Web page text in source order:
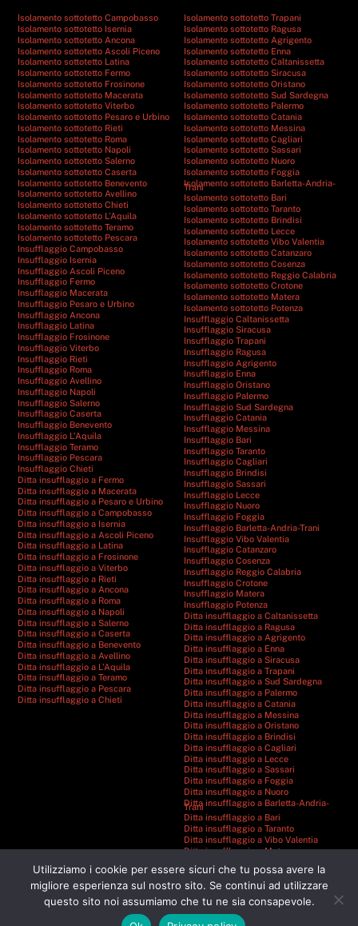
Isolamento sottotetto Campobasso
Isolamento sottotetto Isernia
Isolamento sottotetto Ancona
Isolamento sottotetto Ascoli Piceno
Isolamento sottotetto Latina
Isolamento sottotetto Fermo
Isolamento sottotetto Frosinone
Isolamento sottotetto Macerata
Isolamento sottotetto Viterbo
Isolamento sottotetto Pesaro e Urbino
Isolamento sottotetto Rieti
Isolamento sottotetto Roma
Isolamento sottotetto Napoli
Isolamento sottotetto Salerno
Isolamento sottotetto Caserta
Isolamento sottotetto Benevento
Isolamento sottotetto Avellino
Isolamento sottotetto Chieti
Isolamento sottotetto L’Aquila
Isolamento sottotetto Teramo
Isolamento sottotetto Pescara
Insufflaggio Campobasso
Insufflaggio Isernia
Insufflaggio Ascoli Piceno
Insufflaggio Fermo
Insufflaggio Macerata
Insufflaggio Pesaro e Urbino
Insufflaggio Ancona
Insufflaggio Latina
Insufflaggio Frosinone
Insufflaggio Viterbo
Insufflaggio Rieti
Insufflaggio Roma
Insufflaggio Avellino
Insufflaggio Napoli
Insufflaggio Salerno
Insufflaggio Caserta
Insufflaggio Benevento
Insufflaggio L’Aquila
Insufflaggio Teramo
Insufflaggio Pescara
Insufflaggio Chieti
Ditta insufflaggio a Fermo
Ditta insufflaggio a Macerata
Ditta insufflaggio a Pesaro e Urbino
Ditta insufflaggio a Campobasso
Ditta insufflaggio a Isernia
Ditta insufflaggio a Ascoli Piceno
Ditta insufflaggio a Latina
Ditta insufflaggio a Frosinone
Ditta insufflaggio a Viterbo
Ditta insufflaggio a Rieti
Ditta insufflaggio a Ancona
Ditta insufflaggio a Roma
Ditta insufflaggio a Napoli
Ditta insufflaggio a Salerno
Ditta insufflaggio a Caserta
Ditta insufflaggio a Benevento
Ditta insufflaggio a Avellino
Ditta insufflaggio a L’Aquila
Ditta insufflaggio a Teramo
Ditta insufflaggio a Pescara
Ditta insufflaggio a Chieti
Isolamento sottotetto Trapani
Isolamento sottotetto Ragusa
Isolamento sottotetto Agrigento
Isolamento sottotetto Enna
Isolamento sottotetto Caltanissetta
Isolamento sottotetto Siracusa
Isolamento sottotetto Oristano
Isolamento sottotetto Sud Sardegna
Isolamento sottotetto Palermo
Isolamento sottotetto Catania
Isolamento sottotetto Messina
Isolamento sottotetto Cagliari
Isolamento sottotetto Sassari
Isolamento sottotetto Nuoro
Isolamento sottotetto Foggia
Isolamento sottotetto Barletta-Andria-
Trani
Isolamento sottotetto Bari
Isolamento sottotetto Taranto
Isolamento sottotetto Brindisi
Isolamento sottotetto Lecce
Isolamento sottotetto Vibo Valentia
Isolamento sottotetto Catanzaro
Isolamento sottotetto Cosenza
Isolamento sottotetto Reggio Calabria
Isolamento sottotetto Crotone
Isolamento sottotetto Matera
Isolamento sottotetto Potenza
Insufflaggio Caltanissetta
Insufflaggio Siracusa
Insufflaggio Trapani
Insufflaggio Ragusa
Insufflaggio Agrigento
Insufflaggio Enna
Insufflaggio Oristano
Insufflaggio Palermo
Insufflaggio Sud Sardegna
Insufflaggio Catania
Insufflaggio Messina
Insufflaggio Bari
Insufflaggio Taranto
Insufflaggio Cagliari
Insufflaggio Brindisi
Insufflaggio Sassari
Insufflaggio Lecce
Insufflaggio Nuoro
Insufflaggio Foggia
Insufflaggio Barletta-Andria-Trani
Insufflaggio Vibo Valentia
Insufflaggio Catanzaro
Insufflaggio Cosenza
Insufflaggio Reggio Calabria
Insufflaggio Crotone
Insufflaggio Matera
Insufflaggio Potenza
Ditta insufflaggio a Caltanissetta
Ditta insufflaggio a Ragusa
Ditta insufflaggio a Agrigento
Ditta insufflaggio a Enna
Ditta insufflaggio a Siracusa
Ditta insufflaggio a Trapani
Ditta insufflaggio a Sud Sardegna
Ditta insufflaggio a Palermo
Ditta insufflaggio a Catania
Ditta insufflaggio a Messina
Ditta insufflaggio a Oristano
Ditta insufflaggio a Brindisi
Ditta insufflaggio a Cagliari
Ditta insufflaggio a Lecce
Ditta insufflaggio a Sassari
Ditta insufflaggio a Foggia
Ditta insufflaggio a Nuoro
Ditta insufflaggio a Barletta-Andria-
Trani
Ditta insufflaggio a Bari
Ditta insufflaggio a Taranto
Ditta insufflaggio a Vibo Valentia
Ditta insufflaggio a Matera
Ditta insufflaggio a Cosenza
Ditta insufflaggio a Reggio Calabria
Ditta insufflaggio a Potenza
Utilizziamo i cookie per essere sicuri che tu possa avere la
migliore esperienza sul nostro sito. Se continui ad utilizzare
questo sito noi assumiamo che tu ne sia consapevole.